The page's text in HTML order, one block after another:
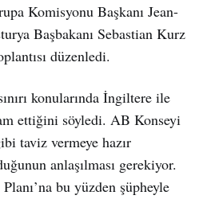
Komisyonu Başkanı Jean-
Başbakanı Sebastian Kurz
düzenledi.
konularında İngiltere ile
ettiğini söyledi. AB Konseyi
taviz vermeye hazır
anlaşılması gerekiyor.
bu yüzden şüpheyle